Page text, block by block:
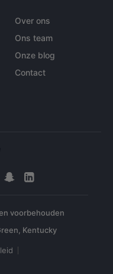
Over ons
Ons team
Onze blog
Contact
voorbehouden